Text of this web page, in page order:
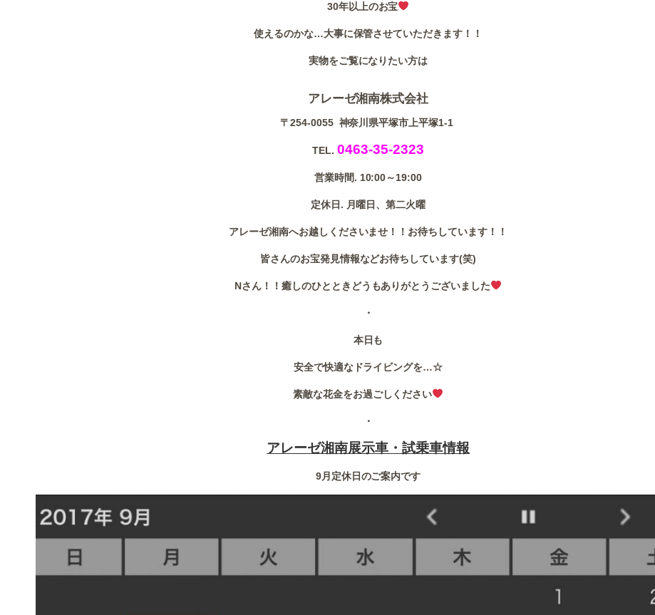
30年以上のお宝
使えるのかな…大事に保管させていただきます！！
実物をご覧になりたい方は
アレーゼ湘南株式会社
〒254-0055 神奈川県平塚市上平塚1-1
TEL.0463-35-2323
営業時間. 10:00～19:00
定休日. 月曜日、第二火曜
アレーゼ湘南へお越しくださいませ！！お待ちしています！！
皆さんのお宝発見情報などお待ちしています(笑)
Nさん！！癒しのひとときどうもありがとうございました
・
本日も
安全で快適なドライビングを…☆
素敵な花金をお過ごしください
・
アレーゼ湘南展示車・試乗車情報
9月定休日のご案内です